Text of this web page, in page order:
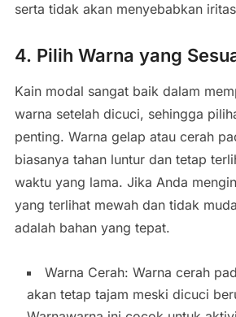
serta tidak akan menyebabkan
4. Pilih Warna yang
Kain modal sangat baik dalam
warna setelah dicuci, sehingga
penting. Warna gelap atau cerah
biasanya tahan luntur dan tetap
waktu yang lama. Jika Anda
yang terlihat mewah dan tidak
adalah bahan yang tepat.
Warna Cerah: Warna cerah
akan tetap tajam meski dicuci